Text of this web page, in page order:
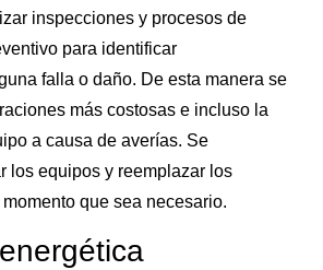
inspecciones y procesos de
para identificar
falla o daño. De esta manera se
más costosas e incluso la
a causa de averías. Se
los equipos y reemplazar los
que sea necesario.